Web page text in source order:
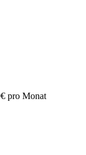
pro Monat